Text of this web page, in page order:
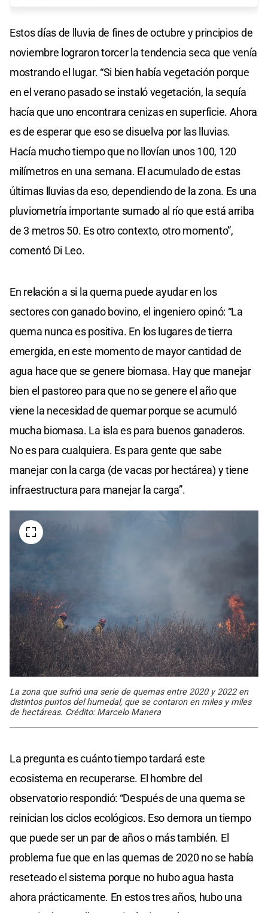
Estos días de lluvia de fines de octubre y principios de
noviembre lograron torcer la tendencia seca que venía
mostrando el lugar. “Si bien había vegetación porque
en el verano pasado se instaló vegetación, la sequía
hacía que uno encontrara cenizas en superficie. Ahora
es de esperar que eso se disuelva por las lluvias.
Hacía mucho tiempo que no llovían unos 100, 120
milímetros en una semana. El acumulado de estas
últimas lluvias da eso, dependiendo de la zona. Es una
pluviometría importante sumado al río que está arriba
de 3 metros 50. Es otro contexto, otro momento”,
comentó Di Leo.
En relación a si la quema puede ayudar en los
sectores con ganado bovino, el ingeniero opinó: “La
quema nunca es positiva. En los lugares de tierra
emergida, en este momento de mayor cantidad de
agua hace que se genere biomasa. Hay que manejar
bien el pastoreo para que no se genere el año que
viene la necesidad de quemar porque se acumuló
mucha biomasa. La isla es para buenos ganaderos.
No es para cualquiera. Es para gente que sabe
manejar con la carga (de vacas por hectárea) y tiene
infraestructura para manejar la carga”.
La zona que sufrió una serie de quemas entre 2020 y 2022 en
distintos puntos del humedal, que se contaron en miles y miles
de hectáreas. Crédito: Marcelo Manera
La pregunta es cuánto tiempo tardará este
ecosistema en recuperarse. El hombre del
observatorio respondió: “Después de una quema se
reinician los ciclos ecológicos. Eso demora un tiempo
que puede ser un par de años o más también. El
problema fue que en las quemas de 2020 no se había
reseteado el sistema porque no hubo agua hasta
ahora prácticamente. En estos tres años, hubo una